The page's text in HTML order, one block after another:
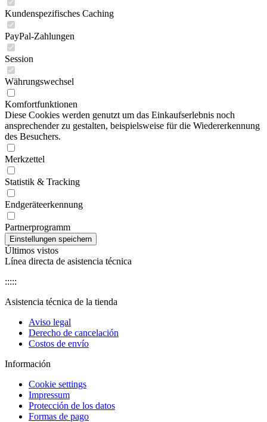
Kundenspezifisches Caching
PayPal-Zahlungen
Session
Währungswechsel
Komfortfunktionen
Diese Cookies werden genutzt um das Einkaufserlebnis noch
ansprechender zu gestalten, beispielsweise für die Wiedererkennung
des Besuchers.
Merkzettel
Statistik & Tracking
Endgeräteerkennung
Partnerprogramm
Últimos vistos
Línea directa de asistencia técnica
:::::
Asistencia técnica de la tienda
Aviso legal
Derecho de cancelación
Costos de envío
Información
Cookie settings
Impressum
Protección de los datos
Formas de pago